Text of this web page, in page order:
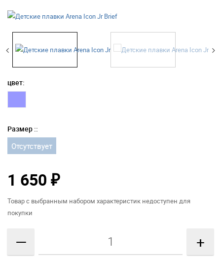
цвет:
Размер ::
Отсутствует
1 650 ₽
Товар с выбранным набором характеристик недоступен для
покупки
— +